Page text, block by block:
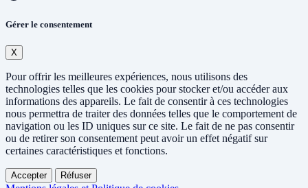
Gérer le consentement
X
Pour offrir les meilleures expériences, nous utilisons des
technologies telles que les cookies pour stocker et/ou accéder aux
informations des appareils. Le fait de consentir à ces technologies
nous permettra de traiter des données telles que le comportement de
navigation ou les ID uniques sur ce site. Le fait de ne pas consentir
ou de retirer son consentement peut avoir un effet négatif sur
certaines caractéristiques et fonctions.
Accepter Réfuser